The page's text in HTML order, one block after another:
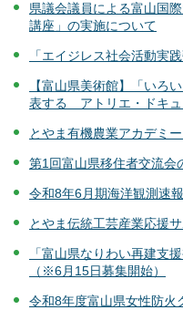
県議会議員による富山国
講座」の実施について
「エイジレス社会活動実
【富山県美術館】「いろ
表する アトリエ・ドキ
とやま有機農業アカデミ
第1回富山県移住者交流会
令和8年6月期海洋観測速報
とやま伝統工芸産業応援
「富山県なりわい再建支
（※6月15日募集開始）
令和8年度富山県女性防火